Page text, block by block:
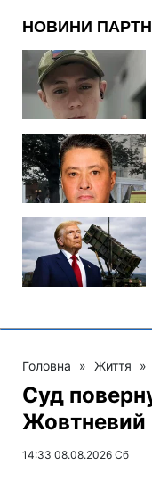
Головна » Життя »
Суд
Жовтневий
14:33 08.08.2026 Сб